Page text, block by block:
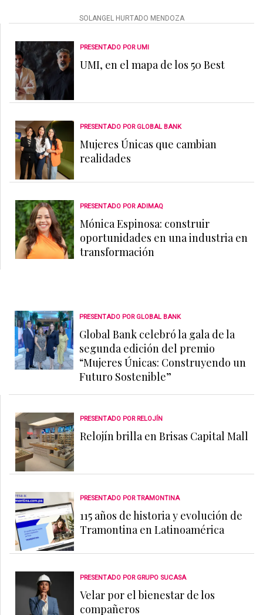
SOLANGEL HURTADO MENDOZA
PRESENTADO POR UMI
UMI, en el mapa de los 50 Best
PRESENTADO POR GLOBAL BANK
Mujeres Únicas que cambian
realidades
PRESENTADO POR ADIMAQ
Mónica Espinosa: construir
oportunidades en una industria en
transformación
PRESENTADO POR GLOBAL BANK
Global Bank celebró la gala de la
segunda edición del premio
“Mujeres Únicas: Construyendo un
Futuro Sostenible”
PRESENTADO POR RELOJÍN
Relojín brilla en Brisas Capital Mall
PRESENTADO POR TRAMONTINA
115 años de historia y evolución de
Tramontina en Latinoamérica
PRESENTADO POR GRUPO SUCASA
Velar por el bienestar de los
compañeros